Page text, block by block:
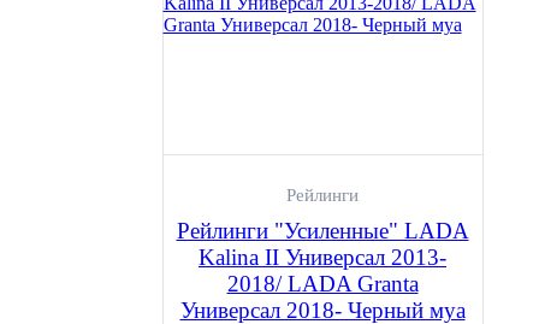
Рейлинги
Рейлинги "Усиленные" LADA
Kalina II Универсал 2013-
2018/ LADA Granta
Универсал 2018- Черный муа